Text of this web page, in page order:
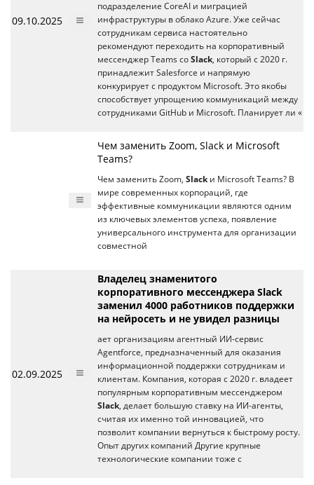
09.10.2025
подразделение CoreAI и миграцией
инфраструктуры в облако Azure. Уже сейчас
сотрудникам сервиса настоятельно
рекомендуют переходить на корпоративный
мессенджер Teams со Slack, который c 2020 г.
принадлежит Salesforce и напрямую
конкурирует с продуктом Microsoft. Это якобы
способствует упрощению коммуникаций между
сотрудниками GitHub и Microsoft. Планирует ли «
Чем заменить Zoom, Slack и Microsoft
Teams?
Чем заменить Zoom, Slackи Microsoft Teams? В
мире современных корпораций, где
эффективные коммуникации являются одним
из ключевых элементов успеха, появление
универсального инструмента для организации
совместной
02.09.2025
Владелец знаменитого
корпоративного мессенджера Slack
заменил 4000 работников поддержки
на нейросеть и не увидел разницы
ает организациям агентный ИИ-сервис
Agentforce, предназначенный для оказания
информационной поддержки сотрудникам и
клиентам. Компания, которая с 2020 г. владеет
популярным корпоративным мессенджером
Slack, делает большую ставку на ИИ-агенты,
считая их именно той инновацией, что
позволит компании вернуться к быстрому росту.
Опыт других компаний Другие крупные
технологические компании тоже с